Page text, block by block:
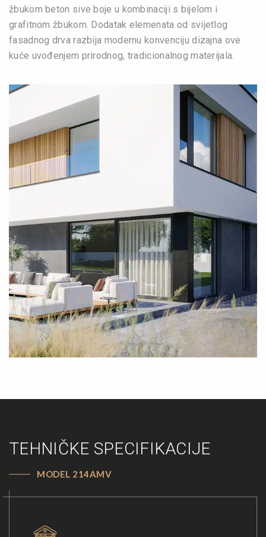
žbukom beton sive boje u kombinaciji s bijelom i
grafitnom žbukom. Dodatak elemenata od svijetlog
fasadnog drva razbija modernu konvenciju dizajna ove
kuće uvođenjem prirodnog, tradicionalnog materijala.
TEHNIČKE SPECIFIKACIJE
MODEL 214AMV